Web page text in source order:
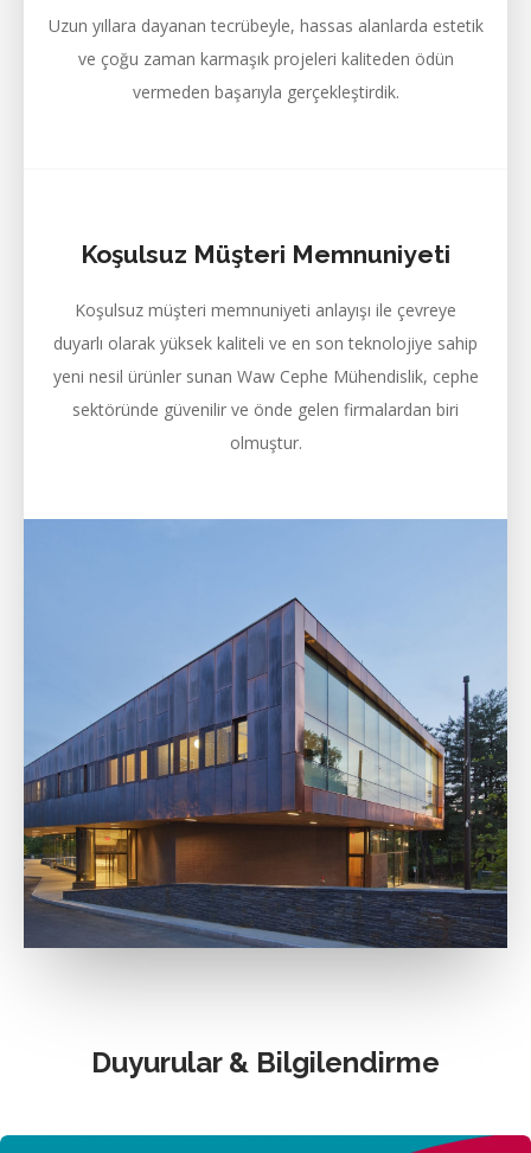
Uzun yıllara dayanan tecrübeyle, hassas alanlarda estetik
ve çoğu zaman karmaşık projeleri kaliteden ödün
vermeden başarıyla gerçekleştirdik.
Koşulsuz Müşteri Memnuniyeti
Koşulsuz müşteri memnuniyeti anlayışı ile çevreye
duyarlı olarak yüksek kaliteli ve en son teknolojiye sahip
yeni nesil ürünler sunan Waw Cephe Mühendislik, cephe
sektöründe güvenilir ve önde gelen firmalardan biri
olmuştur.
Duyurular & Bilgilendirme